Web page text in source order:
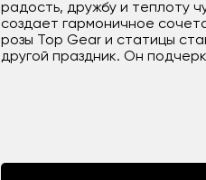
радость, дружбу и теплоту
создает гармоничное
розы Top Gear и статицы
другой праздник. Он